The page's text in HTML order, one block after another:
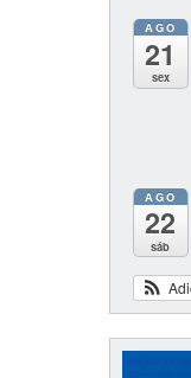
AGO
21
sex
AGO
22
sáb